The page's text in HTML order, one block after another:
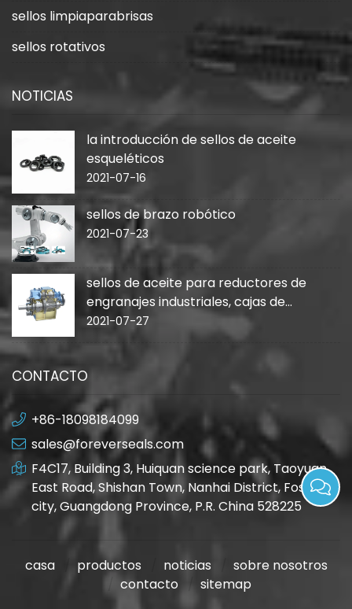
sellos limpiaparabrisas
sellos rotativos
NOTICIAS
la introducción de sellos de aceite
esqueléticos
2021-07-16
sellos de brazo robótico
2021-07-23
sellos de aceite para reductores de
engranajes industriales, cajas de
cambios
2021-07-27
CONTACTO
+86-18098184099
sales@foreverseals.com
F4C17, Building 3, Huiquan science park, Taoyuan
East Road, Shishan Town, Nanhai District, Foshan
city, Guangdong Province, P.R. China 528225
casa productos noticias
sobre nosotros
contacto
sitemap